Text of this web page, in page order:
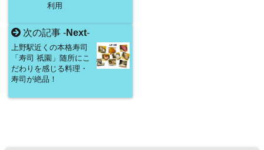
利用
次の記事 -Next-
上野駅近くの本格寿司
「寿司 祇園」随所にこ
だわりを感じる料理・
寿司が絶品！